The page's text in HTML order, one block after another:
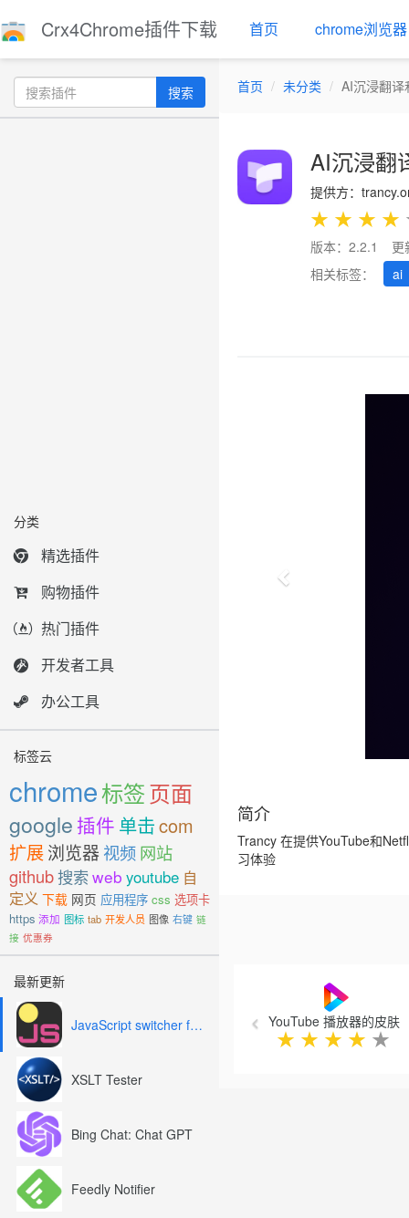
Crx4Chrome插件下载 首页 chrome浏览器
搜索
分类
精选插件
购物插件
热门插件
开发者工具
办公工具
标签云
chrome标签页面
google 插件 单击com
扩展浏览器 视频网站
github搜索web youtube 自
定义 下载 网页 应用程序 css 选项卡
https 添加 图标 tab 开发人员 图像 右键 链
接 优惠券
最新更新
JavaScript switcher for SEO and development
XSLT Tester
Bing Chat: Chat GPT
Feedly Notifier
首页 未分类 AI沉浸翻译
AI沉浸翻
提供方：
★ ★ ★ ★
版本：2.2.1
更
相关标签：
ai
简介
Trancy 在提供YouTube和
习体验
YouTube 播放器的皮肤
★ ★ ★ ★ ★